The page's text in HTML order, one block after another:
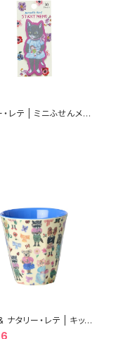
・レテ | ミニふせんメモ
キャット | Mini Sticky
cat
ナタリー・レテ | キッズ
ラミンカップ Sサイズ